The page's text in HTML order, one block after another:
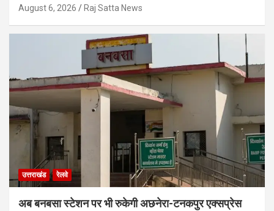
August 6, 2026 Raj Satta News
उत्तराखंड रेलवे
अब बनबसा स्टेशन पर भी रुकेगी अछनेरा-टनकपुर एक्सप्रेस